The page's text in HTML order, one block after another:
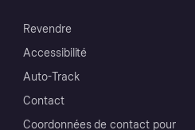
Revendre
Accessibilité
Auto-Track
Contact
Coordonnées de contact pour